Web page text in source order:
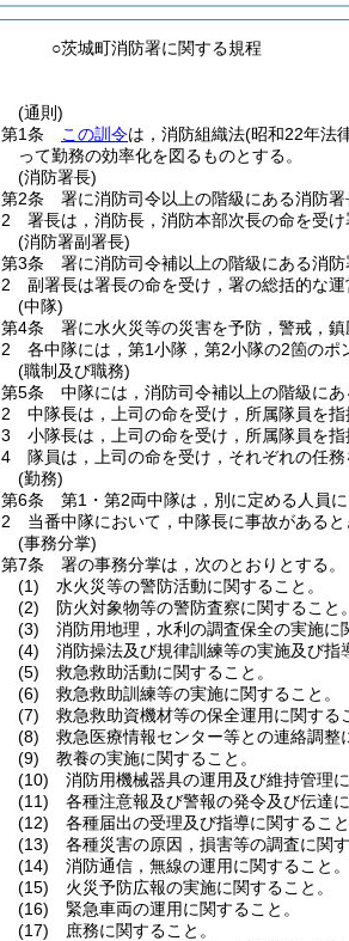
○茨城町消防署に関する規程
(通則)
第1条
この訓令は，消防組織法(昭和22年法
って勤務の効率化を図るものとする。
(消防署長)
第2条
署に消防司令以上の階級にある消防署
2
署長は，消防長，消防本部次長の命を受
(消防署副署長)
第3条
署に消防司令補以上の階級にある消
2
副署長は署長の命を受け，署の総括的な
(中隊)
第4条
署に水火災等の災害を予防，警戒，
2
各中隊には，第1小隊，第2小隊の2箇のポ
(職制及び職務)
第5条
中隊には，消防司令補以上の階級に
2
中隊長は，上司の命を受け，所属隊員を指
3
小隊長は，上司の命を受け，所属隊員を指
4
隊員は，上司の命を受け，それぞれの任務
(勤務)
第6条
第1・第2両中隊は，別に定める人員
2
当番中隊において，中隊長に事故がある
(事務分掌)
第7条
署の事務分掌は，次のとおりとする。
(1)
水火災等の警防活動に関すること。
(2)
防火対象物等の警防査察に関すること。
(3)
消防用地理，水利の調査保全の実施に
(4)
消防操法及び規律訓練等の実施及び指
(5)
救急救助活動に関すること。
(6)
救急救助訓練等の実施に関すること。
(7)
救急救助資機材等の保全運用に関する
(8)
救急医療情報センター等との連絡調整
(9)
教養の実施に関すること。
(10)
消防用機械器具の運用及び維持管理に
(11)
各種注意報及び警報の発令及び伝達に
(12)
各種届出の受理及び指導に関すること
(13)
各種災害の原因，損害等の調査に関す
(14)
消防通信，無線の運用に関すること。
(15)
火災予防広報の実施に関すること。
(16)
緊急車両の運用に関すること。
(17)
庶務に関すること。